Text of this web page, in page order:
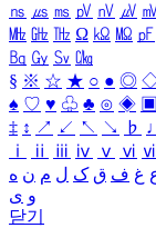
㎱ ㎲ ㎳ ㎴ ㎵ ㎶
㎒ ㎓ ㎔ Ω ㏀ ㏁ ㎊
㏃ ㏉ ㏜ ㏆
§ ※ ☆ ★ ○ ● ◎
♠ ♡ ♥ ♧ ♣ ⊙ ◈ ▣
‡ ↕ ↗ ↙ ↖ ↘ ♭ ♩
ⅰ
ⅱ ⅲ ⅳ ⅴ ⅵ
غ ف ق ک ل م ن ه
و ی
닫기